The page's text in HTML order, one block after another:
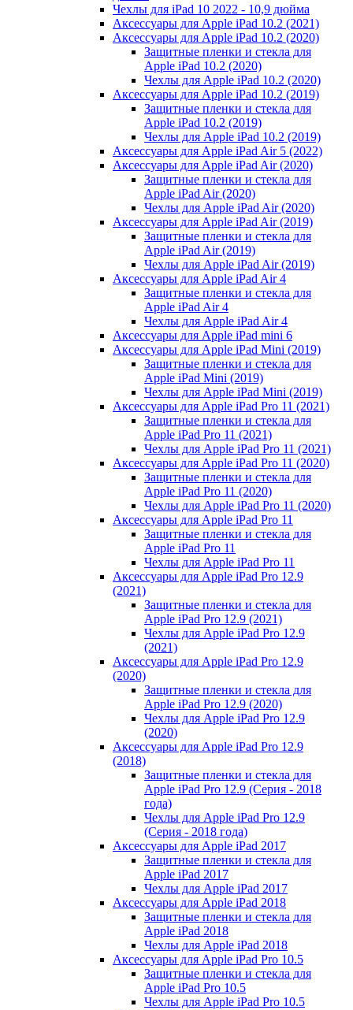
Чехлы для iPad 10 2022 - 10,9 дюйма
Аксессуары для Apple iPad 10.2 (2021)
Аксессуары для Apple iPad 10.2 (2020)
Защитные пленки и стекла для
Apple iPad 10.2 (2020)
Чехлы для Apple iPad 10.2 (2020)
Аксессуары для Apple iPad 10.2 (2019)
Защитные пленки и стекла для
Apple iPad 10.2 (2019)
Чехлы для Apple iPad 10.2 (2019)
Аксессуары для Apple iPad Air 5 (2022)
Аксессуары для Apple iPad Air (2020)
Защитные пленки и стекла для
Apple iPad Air (2020)
Чехлы для Apple iPad Air (2020)
Аксессуары для Apple iPad Air (2019)
Защитные пленки и стекла для
Apple iPad Air (2019)
Чехлы для Apple iPad Air (2019)
Аксессуары для Apple iPad Air 4
Защитные пленки и стекла для
Apple iPad Air 4
Чехлы для Apple iPad Air 4
Аксессуары для Apple iPad mini 6
Аксессуары для Apple iPad Mini (2019)
Защитные пленки и стекла для
Apple iPad Mini (2019)
Чехлы для Apple iPad Mini (2019)
Аксессуары для Apple iPad Pro 11 (2021)
Защитные пленки и стекла для
Apple iPad Pro 11 (2021)
Чехлы для Apple iPad Pro 11 (2021)
Аксессуары для Apple iPad Pro 11 (2020)
Защитные пленки и стекла для
Apple iPad Pro 11 (2020)
Чехлы для Apple iPad Pro 11 (2020)
Аксессуары для Apple iPad Pro 11
Защитные пленки и стекла для
Apple iPad Pro 11
Чехлы для Apple iPad Pro 11
Аксессуары для Apple iPad Pro 12.9
(2021)
Защитные пленки и стекла для
Apple iPad Pro 12.9 (2021)
Чехлы для Apple iPad Pro 12.9
(2021)
Аксессуары для Apple iPad Pro 12.9
(2020)
Защитные пленки и стекла для
Apple iPad Pro 12.9 (2020)
Чехлы для Apple iPad Pro 12.9
(2020)
Аксессуары для Apple iPad Pro 12.9
(2018)
Защитные пленки и стекла для
Apple iPad Pro 12.9 (Серия - 2018
года)
Чехлы для Apple iPad Pro 12.9
(Серия - 2018 года)
Аксессуары для Apple iPad 2017
Защитные пленки и стекла для
Apple iPad 2017
Чехлы для Apple iPad 2017
Аксессуары для Apple iPad 2018
Защитные пленки и стекла для
Apple iPad 2018
Чехлы для Apple iPad 2018
Аксессуары для Apple iPad Pro 10.5
Защитные пленки и стекла для
Apple iPad Pro 10.5
Чехлы для Apple iPad Pro 10.5